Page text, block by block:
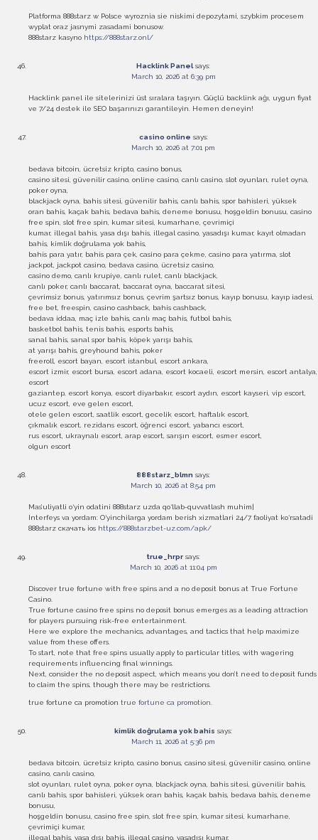
Platforma 888starz w Polsce wyroznia sie niskimi depozytami, szybkim procesem
wyplat oraz jasnymi zasadami bonusow.
888starz kasyno https://888starz.onl/
Hacklink Panel says:
March 10, 2026 at 6:39 pm
Hacklink panel ile sitelerinizi üst sıralara taşıyın. Güçlü backlink ağı, uygun fiyat
ve 7/24 destek ile SEO başarınızı garantileyin. Hemen deneyin!
casino online says:
March 10, 2026 at 7:01 pm
bedava bitcoin, ücretsiz kripto, casino bonus,
casino sitesi, güvenilir casino, online casino, canlı casino, slot oyunları, rulet oyna,
poker oyna,
blackjack oyna, bahis sitesi, güvenilir bahis, canlı bahis, spor bahisleri, yüksek
oran bahis, kaçak bahis, bedava bahis, deneme bonusu, hoşgeldin bonusu, casino
free spin, slot free spin, kumar sitesi, kumarhane, çevrimiçi
kumar, illegal bahis, yasa dışı bahis, illegal casino, yasadışı kumar, kayıt olmadan
bahis, kimlik doğrulama yok bahis,
bahis para yatır, bahis para çek, casino para çekme, casino para yatırma, slot
jackpot, jackpot casino, bedava casino, ücretsiz casino,
casino demo, canlı krupiye, canlı rulet, canlı blackjack,
canlı poker, canlı baccarat, baccarat oyna, baccarat sitesi,
çevrimsiz bonus, yatırımsız bonus, çevrim şartsız bonus, kayıp bonusu, kayıp iadesi,
free bet, freespin, casino cashback, bahis cashback,
bedava iddaa, maç izle bahis, canlı maç bahis, futbol bahis,
basketbol bahis, tenis bahis, esports bahis,
sanal bahis, sanal spor bahis, köpek yarışı bahis,
at yarışı bahis, greyhound bahis, poker
freeroll, escort bayan, escort istanbul, escort ankara,
escort izmir, escort bursa, escort adana, escort kocaeli, escort mersin, escort antalya,
escort
gaziantep, escort konya, escort diyarbakır, escort aydın, escort kayseri, vip escort,
ucuz escort, eve gelen escort,
otele gelen escort, saatlik escort, gecelik escort, haftalık escort,
çıkmalık escort, rezidans escort, öğrenci escort, yabancı escort,
rus escort, ukraynalı escort, arap escort, sarışın escort, esmer escort,
olgun escort
888starz_blmn says:
March 10, 2026 at 8:54 pm
Mas’uliyatli o‘yin odatini 888starz uzda qo‘llab-quvvatlash muhim|
Interfeys va yordam: O‘yinchilarga yordam berish xizmatlari 24/7 faoliyat ko‘rsatadi
888starz скачать ios https://888starzbet-uz.com/apk/
true_hrpr says:
March 10, 2026 at 11:04 pm
Discover true fortune with free spins and a no deposit bonus at True Fortune
Casino.
True fortune casino free spins no deposit bonus emerges as a leading attraction
for players pursuing risk-free entertainment.
Here we explore the mechanics, advantages, and tactics that help maximize
value from these offers.
To start, note that free spins usually apply to particular titles, with wagering
requirements influencing final winnings.
Next, consider the no deposit aspect, which means you don’t need to deposit funds
to claim the spins, though there may be restrictions.
true fortune ca promotion true fortune ca promotion.
kimlik doğrulama yok bahis says:
March 11, 2026 at 5:36 pm
bedava bitcoin, ücretsiz kripto, casino bonus, casino sitesi, güvenilir casino, online
casino, canlı casino,
slot oyunları, rulet oyna, poker oyna, blackjack oyna, bahis sitesi, güvenilir bahis,
canlı bahis, spor bahisleri, yüksek oran bahis, kaçak bahis, bedava bahis, deneme
bonusu,
hoşgeldin bonusu, casino free spin, slot free spin, kumar sitesi, kumarhane,
çevrimiçi kumar,
illegal bahis, yasa dışı bahis, illegal casino, yasadışı kumar,